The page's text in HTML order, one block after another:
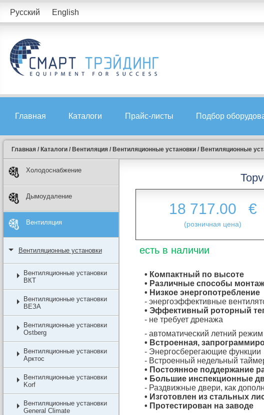
Русский English
Главная Каталоги Прайс-листы Подбор
Главная / Каталоги / Вентиляция / Вентиляционные установки / Вентиляционные
Холодоснабжение
Дымоудаление
Вентиляция
Вентиляционные установки
Вентиляционные установки
ВКТ
Вентиляционные установки
ВЕЗА
Вентиляционные установки
Ostberg
Вентиляционные установки
Арктос
Вентиляционные установки
Korf
Вентиляционные установки
General Climate
18 717.00 €
(розничная цена)
есть в наличии
• Компактный по высоте
• Различные способы
• Низкое энергопотребление
- энергоэффективные
• Эффективный роторный
- не требует дренажа
- автоматический летний режим
• Встроенная,
- Энергосберегающие функции
- Встроенный недельный
• Постоянное поддержание
• Большие инспекционные
- Раздвижные двери, как
• Изготовлен из стальных
• Протестирован на заводе